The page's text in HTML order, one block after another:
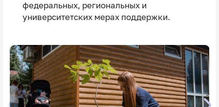
федеральных, региональных и
университетских мерах поддержки.